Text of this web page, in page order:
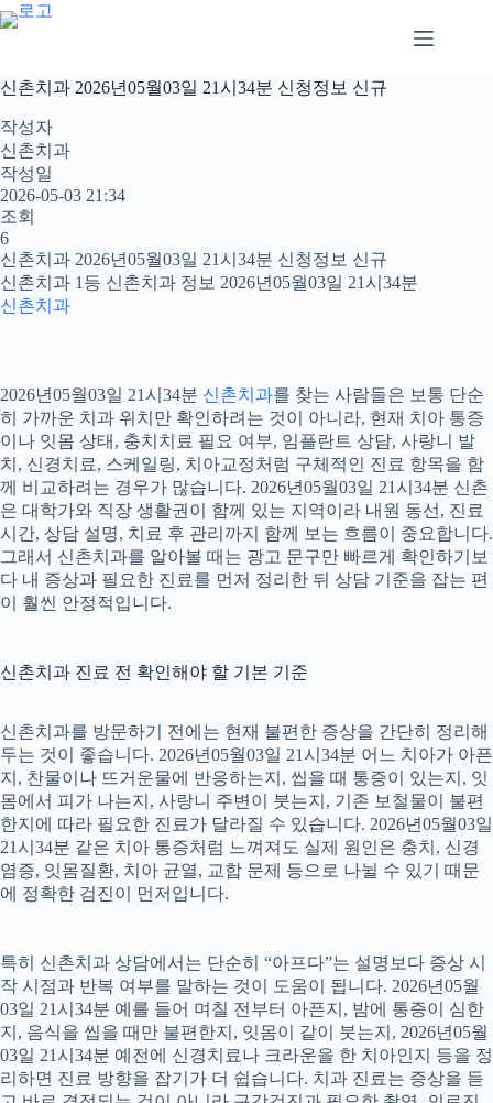
본
문
로
건
너
뛰
기
신촌치과 2026년05월03일 21시34분 신청정보 신규
작성자
신촌치과
작성일
2026-05-03 21:34
조회
6
신촌치과 2026년05월03일 21시34분 신청정보 신규
신촌치과 1등 신촌치과 정보 2026년05월03일 21시34분
신촌치과
2026년05월03일 21시34분 신촌치과를 찾는 사람들은 보통 단순
히 가까운 치과 위치만 확인하려는 것이 아니라, 현재 치아 통증
이나 잇몸 상태, 충치치료 필요 여부, 임플란트 상담, 사랑니 발
치, 신경치료, 스케일링, 치아교정처럼 구체적인 진료 항목을 함
께 비교하려는 경우가 많습니다. 2026년05월03일 21시34분 신촌
은 대학가와 직장 생활권이 함께 있는 지역이라 내원 동선, 진료
시간, 상담 설명, 치료 후 관리까지 함께 보는 흐름이 중요합니다.
그래서 신촌치과를 알아볼 때는 광고 문구만 빠르게 확인하기보
다 내 증상과 필요한 진료를 먼저 정리한 뒤 상담 기준을 잡는 편
이 훨씬 안정적입니다.
신촌치과 진료 전 확인해야 할 기본 기준
신촌치과를 방문하기 전에는 현재 불편한 증상을 간단히 정리해
두는 것이 좋습니다. 2026년05월03일 21시34분 어느 치아가 아픈
지, 찬물이나 뜨거운물에 반응하는지, 씹을 때 통증이 있는지, 잇
몸에서 피가 나는지, 사랑니 주변이 붓는지, 기존 보철물이 불편
한지에 따라 필요한 진료가 달라질 수 있습니다. 2026년05월03일
21시34분 같은 치아 통증처럼 느껴져도 실제 원인은 충치, 신경
염증, 잇몸질환, 치아 균열, 교합 문제 등으로 나뉠 수 있기 때문
에 정확한 검진이 먼저입니다.
특히 신촌치과 상담에서는 단순히 “아프다”는 설명보다 증상 시
작 시점과 반복 여부를 말하는 것이 도움이 됩니다. 2026년05월
03일 21시34분 예를 들어 며칠 전부터 아픈지, 밤에 통증이 심한
지, 음식을 씹을 때만 불편한지, 잇몸이 같이 붓는지, 2026년05월
03일 21시34분 예전에 신경치료나 크라운을 한 치아인지 등을 정
리하면 진료 방향을 잡기가 더 쉽습니다. 치과 진료는 증상을 듣